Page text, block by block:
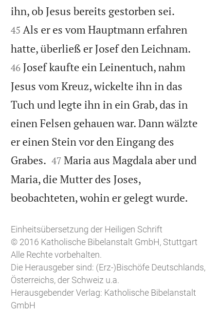
ihn, ob Jesus bereits gestorben sei.
45 Als er es vom Hauptmann erfahren
hatte, überließ er Josef den Leichnam.
46 Josef kaufte ein Leinentuch, nahm
Jesus vom Kreuz, wickelte ihn in das
Tuch und legte ihn in ein Grab, das in
einen Felsen gehauen war. Dann wälzte
er einen Stein vor den Eingang des
Grabes. 

47 Maria aus Magdala aber und
Maria, die Mutter des Joses,
beobachteten, wohin er gelegt wurde.
Einheitsübersetzung der Heiligen Schrift
© 2016 Katholische Bibelanstalt GmbH, Stuttgart
Alle Rechte vorbehalten.
Die Herausgeber sind: (Erz-)Bischöfe Deutschlands,
Österreichs, der Schweiz u.a.
Herausgebender Verlag: Katholische Bibelanstalt
GmbH